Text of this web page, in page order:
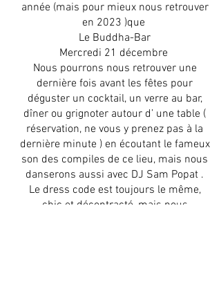
année (mais pour mieux nous retrouver
en 2023 )que
Le Buddha-Bar
Mercredi 21 décembre
Nous pourrons nous retrouver une
dernière fois avant les fêtes pour
déguster un cocktail, un verre au bar,
dîner ou grignoter autour d’ une table (
réservation, ne vous y prenez pas à la
dernière minute ) en écoutant le fameux
son des compiles de ce lieu, mais nous
danserons aussi avec DJ Sam Popat .
Le dress code est toujours le même,
chic et décontracté, mais nous